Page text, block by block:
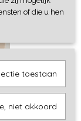
of die u hen
toestaan
niet akkoord